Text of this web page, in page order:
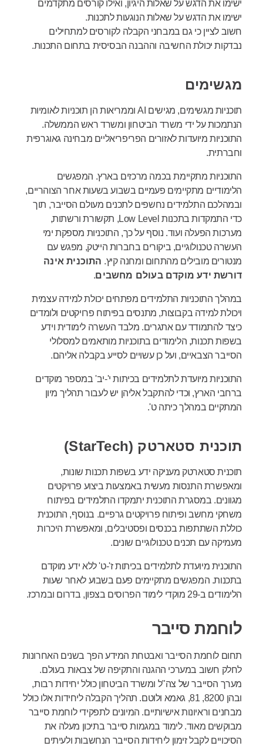
ישימו את הדגש על שאלות היגיון, ואילו קורסים מתקדמים
ישימו את הדגש על שאלות הנוגעות לתכנות.
חשוב לציין כי גם במבחני הקבלה לקורסים למתחילים
נבדקות יכולת החשיבה וההבנה הבסיסית בתחום התכנות.
מגשימים
תוכניות מגשימים, מגישים AI וממריאות הן תוכניות לאומיות
הנתמכות על ידי משרד הביטחון ומשרד ראש הממשלה.
התוכניות מיועדות לאזורים הפריפריאליים מבחינה גאוגרפית
וחברתית.
התוכניות מתקיימת בכמה מרכזים בארץ. המפגשים
הלימודיים מתקיימים פעמיים בשבוע בשעות אחר הצוהריים,
ובמהלכם התלמידים נחשפים לתכנים מעולם הסייבר, תוך
כדי התמקדות בתכנות Low Level, תקשורת ורשתות,
מערכות הפעלה ועוד. נוסף על כך, התוכניות מספקת ימי
העשרה טכנולוגיים, ביקורים בחברות הייטק, מפגש עם
מנטורים מובילים מהתחום ומחנה קיץ. התוכנית אינה
דורשת ידע מוקדם בעולם מחשבים.
במהלך התוכניות התלמידים מפתחים יכולת למידה עצמית
ויכולת למידה בקבוצות, מתנסים בפיתוח פרויקטים ולומדים
כיצד להתמודד עם אתגרים. מלבד העשרה לימודית וידע
בשפות תכנות, הלימודים בתוכניות מותאמים למסלולי
הסייבר הצבאיים, ועל כן עשויים לסייע בקבלה אליהם.
התוכניות מיועדת לתלמידים בכיתות י'-יב' במספר מוקדים
ברחבי הארץ, וכדי להתקבל אליהן יש לעבור תהליך מיון
המתקיים במהלך כיתה ט'.
תוכנית סטארטק (StarTech)
תוכנית סטארטק מעניקה ידע בשפות תכנות שונות,
ומאפשרת התנסות מעשית באמצעות ביצוע פרויקטים
מגוונים. במסגרת התוכנית יתמקדו התלמידים בפיתוח
משחקי מחשב ופיתוח פרויקטים גרפיים. בנוסף, התוכנית
כוללת השתתפות בכנסים ופסטיבלים, ומאפשרת היכרות
מעמיקה עם תכנים טכנולוגיים שונים.
התוכנית מיועדת לתלמידים בכיתות ז'-ט' ללא ידע מוקדם
בתכנות. המפגשים מתקיימים פעם בשבוע לאחר שעות
הלימודים ב-29 מוקדי לימוד הפרוסים בצפון, בדרום ובמרכז.
לוחמת סייבר
תחום לוחמת הסייבר ואבטחת המידע הפך בשנים האחרונות
לחלק חשוב במערכי ההגנה והתקיפה של צבאות בעולם.
מערך הסייבר של צה"ל ומשרד הביטחון כולל יחידות רבות,
ובהן 8200, 81, גאמא ולוטם. תהליך הקבלה ליחידות אלו כולל
מבחנים וראיונות אישיותיים. המיונים לתפקידי לוחמת סייבר
מבוקשים מאוד. לימוד במגמות סייבר בתיכון מעלה את
הסיכויים לקבל זימון ליחידות הסייבר הנחשבות ולעיתים